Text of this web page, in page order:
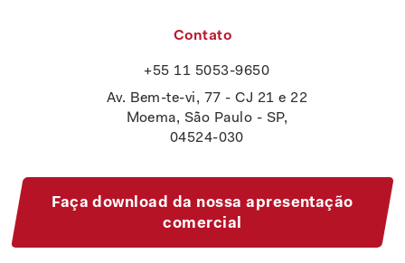
Contato
+55 11 5053-9650
Av. Bem-te-vi, 77 - CJ 21 e 22
Moema, São Paulo - SP,
04524-030
Faça download da nossa apresentação
comercial